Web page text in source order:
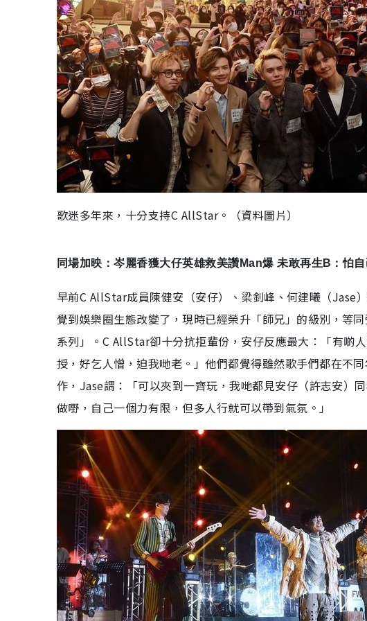
歌迷多年來，十分支持C AllStar。（資料圖片）
同場加映：岑麗香獲大仔英雄救美讚Man爆 未敢再生B：怕自
早前C AllStar成員陳健安（安仔）、梁釗峰、何建曦（Jase
覺到娛樂圈生態改變了，現時已經榮升「師兄」的級別，等
系列」。C AllStar卻十分抗拒輩份，安仔反應最大：「有啲
授，好乞人憎，迫我哋老。」他們都覺得雖然歌手們都在不
作，Jase謂：「可以夾到一齊玩，我哋都見安仔（許志安）
做嘢，自己一個力有限，但多人行就可以帶到氣氛。」